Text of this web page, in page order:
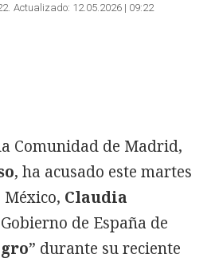
Actualizado: 12.05.2026 | 09:22
Comunidad de Madrid,
, ha acusado este martes
Claudia
de España de
” durante su reciente